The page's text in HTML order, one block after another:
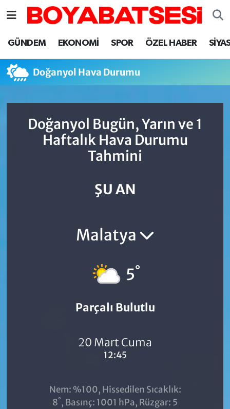
GÜNDEM EKONOMİ SPOR ÖZEL HABER
Doğanyol Hava Durumu
Doğanyol Bugün, Yarın ve 1
Haftalık Hava Durumu
Tahmini
ŞU AN
Malatya
5°
Parçalı Bulutlu
20 Mart Cuma
12:45
Nem: %100, Hissedilen Sıcaklık:
8°, Basınç: 1001 hPa, Rüzgar: 5
Sinop Nöbetçi Eczaneler
Sinop Hava Durumu
Sinop Trafik Yoğunluk Haritası
Süper Lig Puan Durumu ve Fikstür
Son Dakika Haberleri